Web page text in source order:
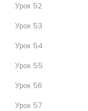
Урок 52
Урок 53
Урок 54
Урок 55
Урок 56
Урок 57